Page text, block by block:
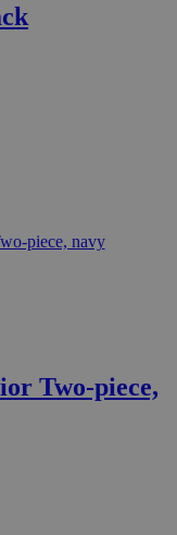
Two-piece,